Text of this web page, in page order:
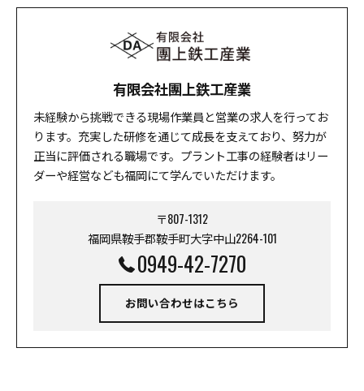
有限会社團上鉄工産業
未経験から挑戦できる現場作業員と営業の求人を行ってお
ります。充実した研修を通じて成長を支えており、努力が
正当に評価される職場です。プラント工事の経験者はリー
ダーや経営なども福岡にて学んでいただけます。
〒807-1312
福岡県鞍手郡鞍手町大字中山2264-101
0949-42-7270
お問い合わせはこちら